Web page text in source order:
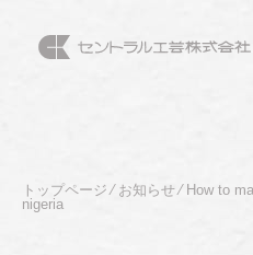
トップページ⁄ お知らせ⁄ How to
nigeria